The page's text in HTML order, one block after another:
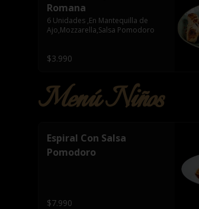
Romana
6 Unidades ,En Mantequilla de
Ajo,Mozzarella,Salsa Pomodoro
$3.990
Menú Niños
Espiral Con Salsa
Pomodoro
$7.990